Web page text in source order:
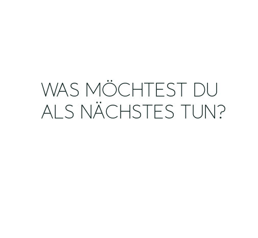
WAS MÖCHTEST DU
ALS NÄCHSTES TUN?